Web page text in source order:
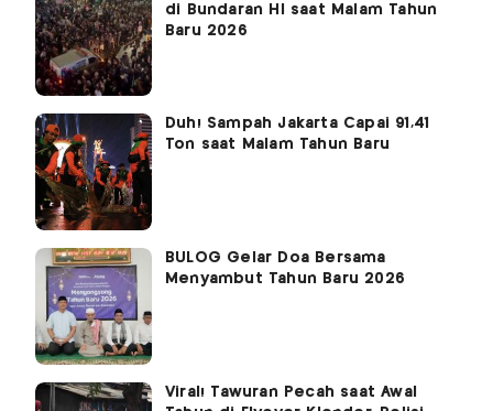
di Bundaran HI saat Malam Tahun
Baru 2026
Duh! Sampah Jakarta Capai 91,41
Ton saat Malam Tahun Baru
BULOG Gelar Doa Bersama
Menyambut Tahun Baru 2026
Viral! Tawuran Pecah saat Awal